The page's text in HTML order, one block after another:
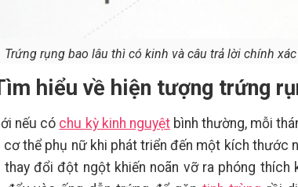
Trứng rụng bao lâu thì có kinh và câu trả lời chính
hiểu về hiện tượng trứng
nếu có chu kỳ kinh nguyệtbình thường, mỗi
cơ thể phụ nữ khi phát triển đến một kích thước
đổi đột ngột khiến noãn vỡ ra phóng thích